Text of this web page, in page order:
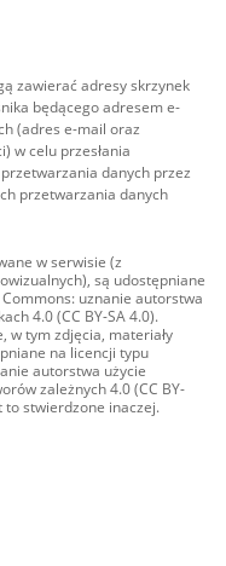
zawierać adresy skrzynek
będącego adresem e-
(adres e-mail oraz
w celu przesłania
danych przez
przetwarzania danych
w serwisie (z
są udostępniane
uznanie autorstwa
4.0 (CC BY-SA 4.0).
w tym zdjęcia, materiały
na licencji typu
autorstwa użycie
zależnych 4.0 (CC BY-
to stwierdzone inaczej.